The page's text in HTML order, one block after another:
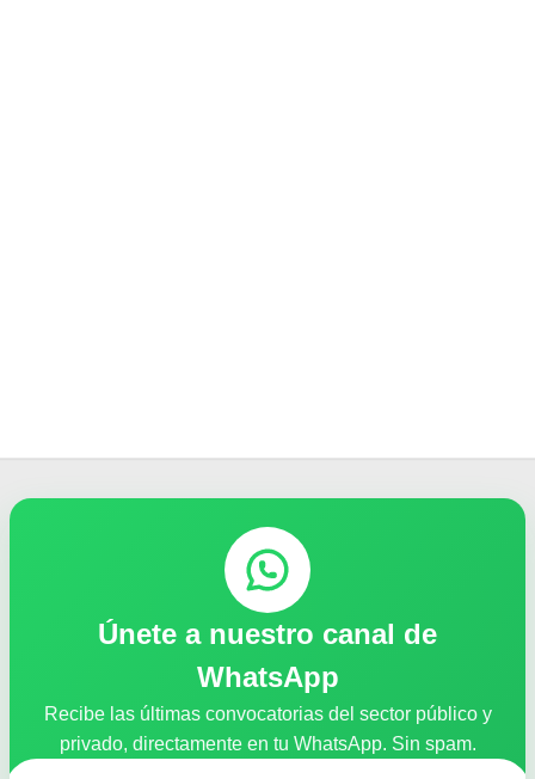
Únete a nuestro canal de
WhatsApp
Recibe las últimas convocatorias del sector público y
privado, directamente en tu WhatsApp. Sin spam.